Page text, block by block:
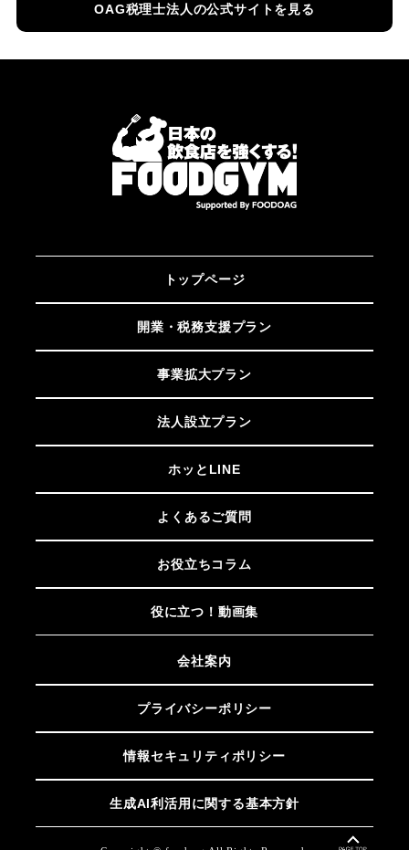
OAG税理士法人の公式サイトを見る
トップページ
開業・税務支援プラン
事業拡大プラン
法人設立プラン
ホッとLINE
よくあるご質問
お役立ちコラム
役に立つ！動画集
会社案内
プライバシーポリシー
情報セキュリティポリシー
生成AI利活用に関する基本方針